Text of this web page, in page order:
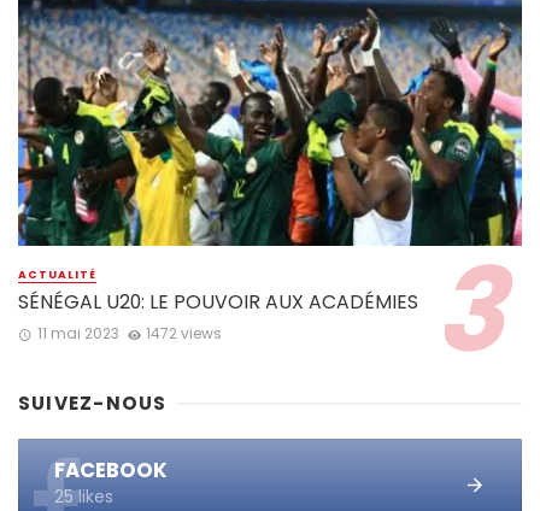
ACTUALITÉ
SÉNÉGAL U20: LE POUVOIR AUX ACADÉMIES
11 mai 2023 1472 views
SUIVEZ-NOUS
FACEBOOK
25 likes